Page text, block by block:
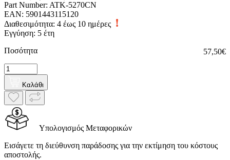
Part Number: ATK-5270CN
EAN: 5901443115120
Διαθεσιμότητα: 4 έως 10 ημέρες
Εγγύηση: 5 έτη
57,50€
Ποσότητα
Καλάθι
Υπολογισμός Μεταφορικών
Εισάγετε τη διεύθυνση παράδοσης για την εκτίμηση του κόστους
αποστολής.